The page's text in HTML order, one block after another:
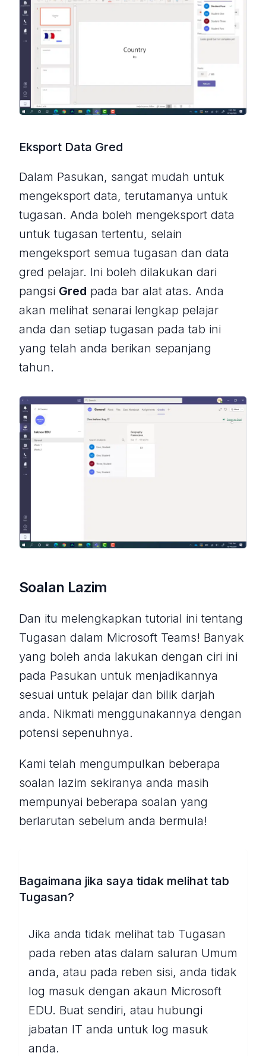
Eksport Data Gred
Dalam Pasukan, sangat mudah untuk
mengeksport data, terutamanya untuk
tugasan. Anda boleh mengeksport data
untuk tugasan tertentu, selain
mengeksport semua tugasan dan data
gred pelajar. Ini boleh dilakukan dari
pangsi Gred pada bar alat atas. Anda
akan melihat senarai lengkap pelajar
anda dan setiap tugasan pada tab ini
yang telah anda berikan sepanjang
tahun.
Soalan Lazim
Dan itu melengkapkan tutorial ini tentang
Tugasan dalam Microsoft Teams! Banyak
yang boleh anda lakukan dengan ciri ini
pada Pasukan untuk menjadikannya
sesuai untuk pelajar dan bilik darjah
anda. Nikmati menggunakannya dengan
potensi sepenuhnya.
Kami telah mengumpulkan beberapa
soalan lazim sekiranya anda masih
mempunyai beberapa soalan yang
berlarutan sebelum anda bermula!
Bagaimana jika saya tidak melihat tab
Tugasan?
Jika anda tidak melihat tab Tugasan
pada reben atas dalam saluran Umum
anda, atau pada reben sisi, anda tidak
log masuk dengan akaun Microsoft
EDU. Buat sendiri, atau hubungi
jabatan IT anda untuk log masuk
anda.